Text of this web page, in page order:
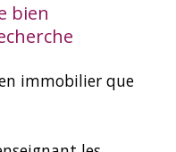
bien
immobilier que